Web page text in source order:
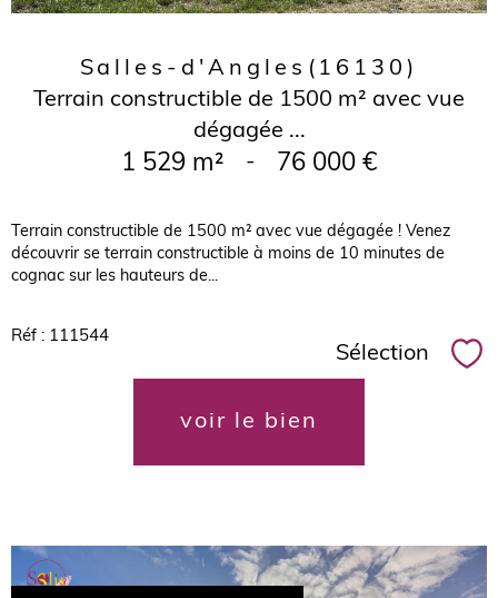
Salles-d'Angles (16130)
Terrain constructible de 1500 m² avec vue
dégagée ...
1 529 m² - 76 000 €
Terrain constructible de 1500 m² avec vue dégagée ! Venez
découvrir se terrain constructible à moins de 10 minutes de
cognac sur les hauteurs de...
Réf : 111544
Sélection
voir le bien